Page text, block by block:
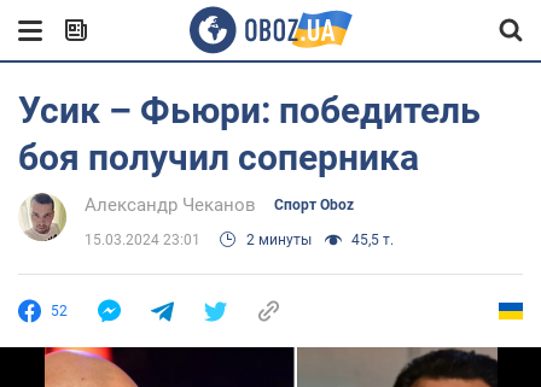
Усик – Фьюри: победитель
боя получил соперника
Александр Чеканов Спорт Oboz
15.03.2024 23:01 2 минуты 45,5 т.
52